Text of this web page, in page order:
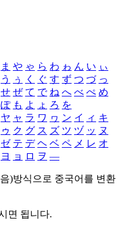
ま や ゃ ら わ ゎ ん い ぃ
う ぅ く ぐ す ず つ づ っ
せ ぜ て で ね へ べ ぺ め
ぽ も よ ょ ろ を
ヤ ャ ラ ワ ヮ ン イ ィ キ
ゥ ク グ ス ズ ツ ヅ ッ ヌ
ゼ テ デ ヘ ベ ペ メ レ オ
ヨ ョ ロ ヲ ―
)방식으로 중국어를 변환
면 됩니다.